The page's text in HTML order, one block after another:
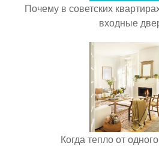
Почему в советских
входные
Когда тепло от